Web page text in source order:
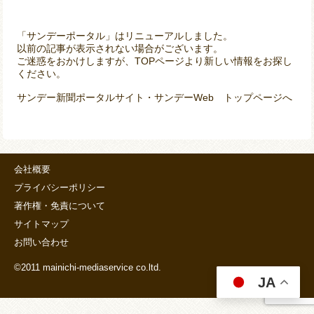
「サンデーポータル」はリニューアルしました。
以前の記事が表示されない場合がございます。
ご迷惑をおかけしますが、TOPページより新しい情報をお探し
ください。
サンデー新聞ポータルサイト・サンデーWeb トップページへ
会社概要
プライバシーポリシー
著作権・免責について
サイトマップ
お問い合わせ
©2011 mainichi-mediaservice co.ltd.
JA